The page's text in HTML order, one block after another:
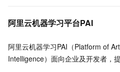
阿里云机器学习平台PAI
阿里云机器学习PAI（Platform of
Intelligence）面向企业及开发者，